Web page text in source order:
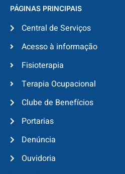
PÁGINAS PRINCIPAIS
Central de Serviços
Acesso à informação
Fisioterapia
Terapia Ocupacional
Clube de Benefícios
Portarias
Denúncia
Ouvidoria